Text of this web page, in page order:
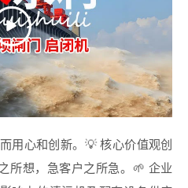
用心和创新。💡 核心价值观创
所想，急客户之所急。🌱 企业